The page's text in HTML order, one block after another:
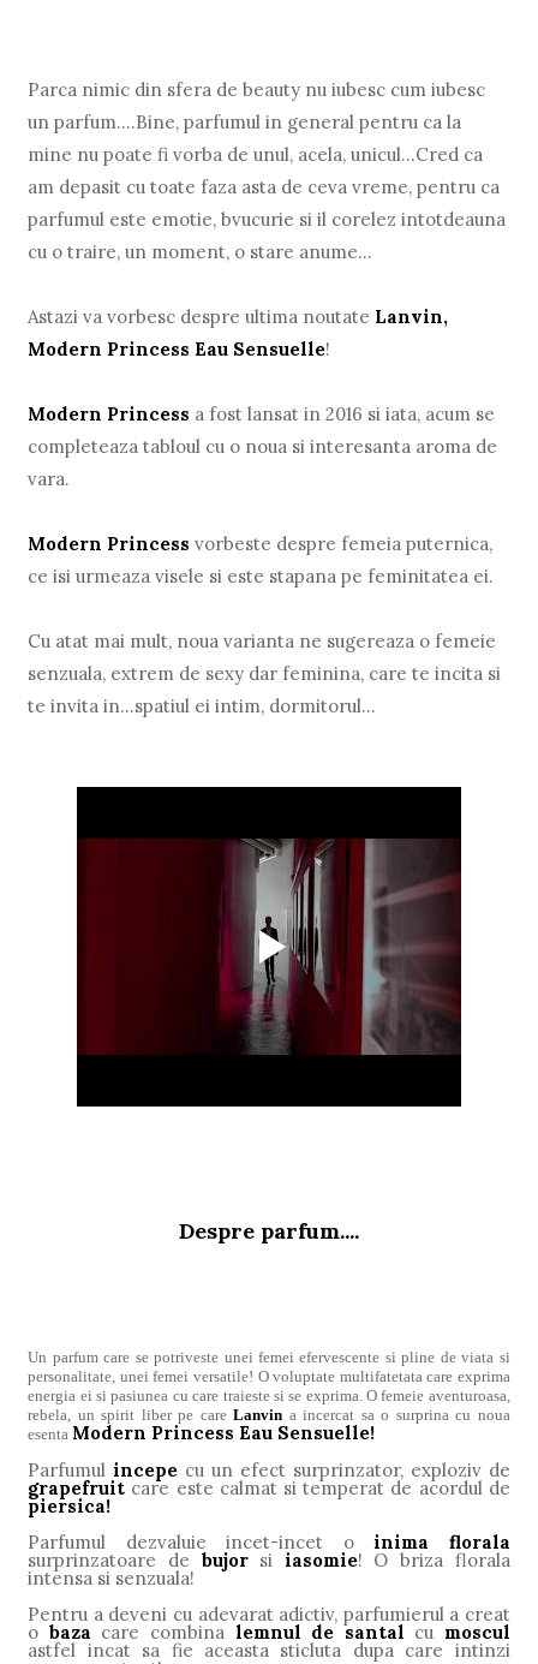
Parca nimic din sfera de beauty nu iubesc cum iubesc
un parfum....Bine, parfumul in general pentru ca la
mine nu poate fi vorba de unul, acela, unicul...Cred ca
am depasit cu toate faza asta de ceva vreme, pentru ca
parfumul este emotie, bvucurie si il corelez intotdeauna
cu o traire, un moment, o stare anume...
Astazi va vorbesc despre ultima noutate Lanvin,
Modern Princess Eau Sensuelle!
Modern Princess a fost lansat in 2016 si iata, acum se
completeaza tabloul cu o noua si interesanta aroma de
vara.
Modern Princess vorbeste despre femeia puternica,
ce isi urmeaza visele si este stapana pe feminitatea ei.
Cu atat mai mult, noua varianta ne sugereaza o femeie
senzuala, extrem de sexy dar feminina, care te incita si
te invita in...spatiul ei intim, dormitorul...
Despre parfum....
Un parfum care se potriveste unei femei efervescente si pline de viata si
personalitate, unei femei versatile! O voluptate multifatetata care exprima
energia ei si pasiunea cu care traieste si se exprima. O femeie aventuroasa,
rebela, un spirit liber pe careLanvin a incercat sa o surprina cu noua
esenta Modern Princess Eau Sensuelle!
Parfumulincepe cu un efect surprinzator, exploziv de
grapefruit care este calmat si temperat de acordul de
piersica!
Parfumul dezvaluie incet-incet oinima florala
surprinzatoare de bujor si iasomie! O briza florala
intensa si senzuala!
Pentru a deveni cu adevarat adictiv, parfumierul a creat
o baza care combina lemnul de santal cu moscul
astfel incat sa fie aceasta sticluta dupa care intinzi